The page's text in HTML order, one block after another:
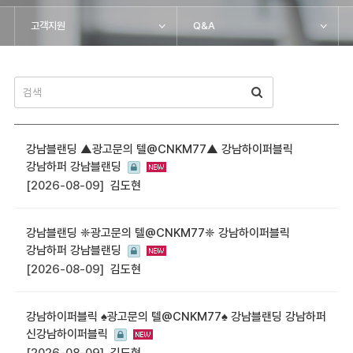
고객지원 Q&A
강남블랜딩 ▲광고문의 텔@CNKM77▲ 강남하이퍼블릭
강남하퍼 강남블랜딩
[2026-08-09] 김도현
강남블랜딩 ❈광고문의 텔@CNKM77❈ 강남하이퍼블릭
강남하퍼 강남블랜딩
[2026-08-09] 김도현
강남하이퍼블릭 ♠광고문의 텔@CNKM77♠ 강남블랜딩 강남하퍼
신강남하이퍼블릭